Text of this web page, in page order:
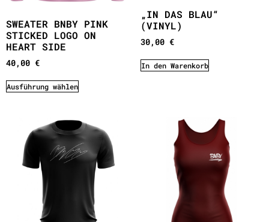
SWEATER BNBY PINK
STICKED LOGO ON
HEART SIDE
40,00 €
Ausführung wählen
„IN DAS BLAU“
(VINYL)
30,00 €
In den Warenkorb